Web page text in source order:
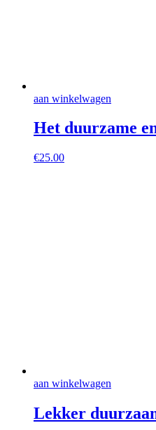
aan winkelwagen
Het duurzame
€25.00
aan winkelwagen
Lekker